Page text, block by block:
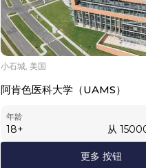
小石城, 美国
阿肯色医科大学（UAMS）
年龄
18+ 从
更多 按钮